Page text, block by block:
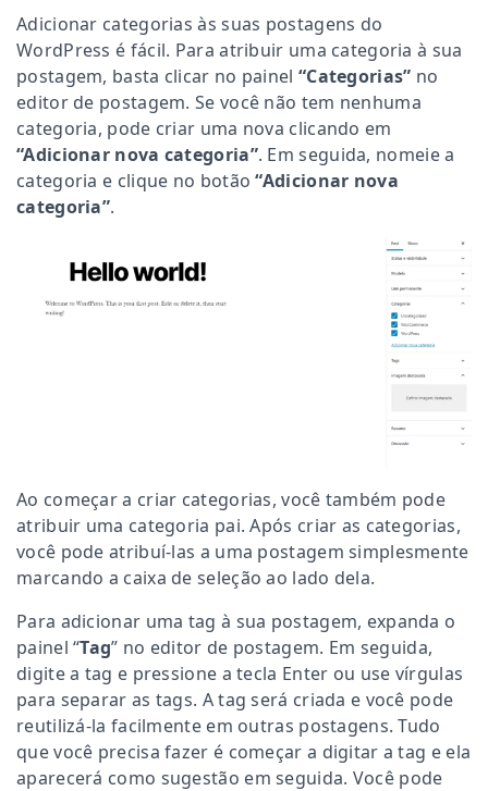
Adicionar categorias às suas postagens do
WordPress é fácil. Para atribuir uma categoria à sua
postagem, basta clicar no painel “Categorias” no
editor de postagem. Se você não tem nenhuma
categoria, pode criar uma nova clicando em
“Adicionar nova categoria”. Em seguida, nomeie a
categoria e clique no botão“Adicionar nova
categoria”.
Ao começar a criar categorias, você também pode
atribuir uma categoria pai. Após criar as categorias,
você pode atribuí-las a uma postagem simplesmente
marcando a caixa de seleção ao lado dela.
Para adicionar uma tag à sua postagem, expanda o
painel “Tag” no editor de postagem. Em seguida,
digite a tag e pressione a tecla Enter ou use vírgulas
para separar as tags. A tag será criada e você pode
reutilizá-la facilmente em outras postagens. Tudo
que você precisa fazer é começar a digitar a tag e ela
aparecerá como sugestão em seguida. Você pode